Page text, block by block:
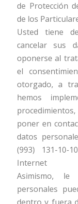
de Protección
de los
Usted tiene
cancelar sus
oponerse al
el
otorgado, a
hemos
poner en
datos
(993) 131-10-
Internet
Asimismo,
personales